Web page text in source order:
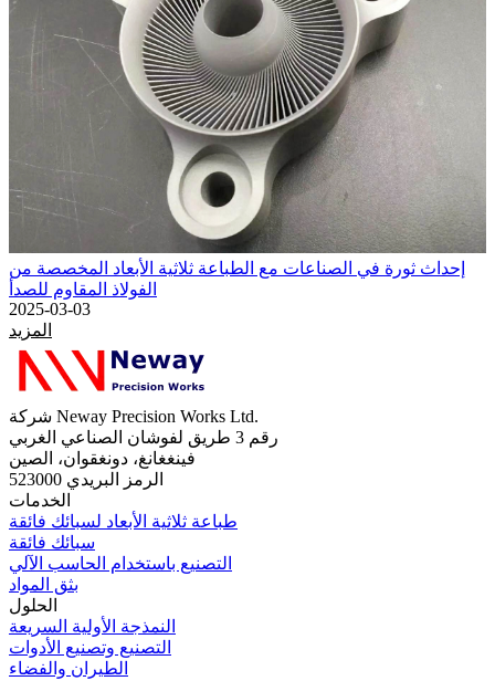
إحداث ثورة في الصناعات مع الطباعة ثلاثية الأبعاد المخصصة من
الفولاذ المقاوم للصدأ
2025-03-03
المزيد
شركة Neway Precision Works Ltd.
رقم 3 طريق لفوشان الصناعي الغربي
فينغغانغ، دونغقوان، الصين
الرمز البريدي 523000
الخدمات
طباعة ثلاثية الأبعاد لسبائك فائقة
سبائك فائقة
التصنيع باستخدام الحاسب الآلي
بثق المواد
الحلول
النمذجة الأولية السريعة
التصنيع وتصنيع الأدوات
الطيران والفضاء